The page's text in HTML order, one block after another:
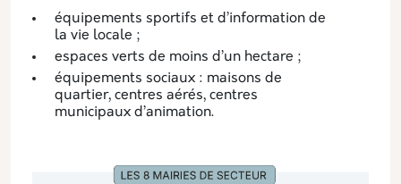
équipements sportifs et d’information de
la vie locale ;
espaces verts de moins d’un hectare ;
équipements sociaux : maisons de
quartier, centres aérés, centres
municipaux d’animation.